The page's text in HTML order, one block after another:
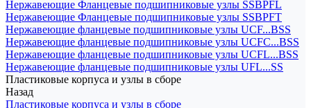
Нержавеющие Фланцевые подшипниковые узлы SSBPFL
Нержавеющие Фланцевые подшипниковые узлы SSBPFT
Нержавеющие фланцевые подшипниковые узлы UCF...BSS
Нержавеющие фланцевые подшипниковые узлы UCFC...BSS
Нержавеющие фланцевые подшипниковые узлы UCFL...BSS
Нержавеющие фланцевые подшипниковые узлы UFL...SS
Пластиковые корпуса и узлы в сборе
Назад
Пластиковые корпуса и узлы в сборе